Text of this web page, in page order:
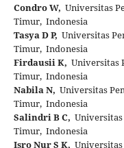
Condro W, Universitas
Timur, Indonesia
Tasya D P, Universitas
Timur, Indonesia
Firdausii K, Universitas
Timur, Indonesia
Nabila N, Universitas
Timur, Indonesia
Salindri B C, Universitas
Timur, Indonesia
Isro Nur S K, Universitas